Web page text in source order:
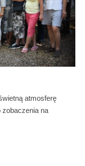
atmosferę
zobaczenia na